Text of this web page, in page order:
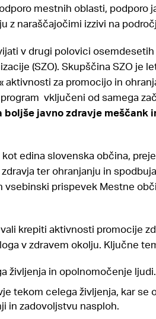
mestnih oblasti, podporo
z naraščajočimi izzivi na
v drugi polovici
(SZO). Skupščina SZO je
aktivnosti za promocijo in
vključeni od samega
javno zdravje meščank
edina slovenska občina,
ter ohranjanju in
vsebinski prispevek Mestne
krepiti aktivnosti promocije
v zdravem okolju. Ključne
življenja in opolnomočenje ljudi.
tekom celega življenja, kar se
in zadovoljstvu nasploh.